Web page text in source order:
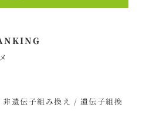
遺伝子組み換え / 遺伝子組換